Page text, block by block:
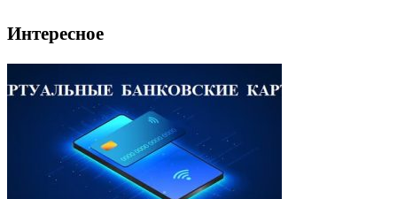
Интересное